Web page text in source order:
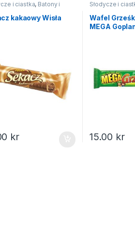
i ciastka, Batony i
kakaowy Wisła
kr
Słodycze i
wafelki
Wafel
MEGA
15.00 kr